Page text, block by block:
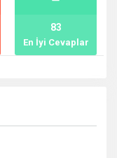
En İyi Cevaplar
83